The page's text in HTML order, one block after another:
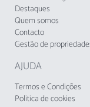
Pingo
Aquashow
fácil, com a
Perfeita
Destaques
Quem somos
Contacto
Gestão de
AJUDA
Termos e Condições
Politica de cookies